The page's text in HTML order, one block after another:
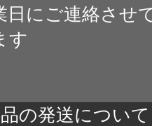
日にご連絡させ
す
の発送について